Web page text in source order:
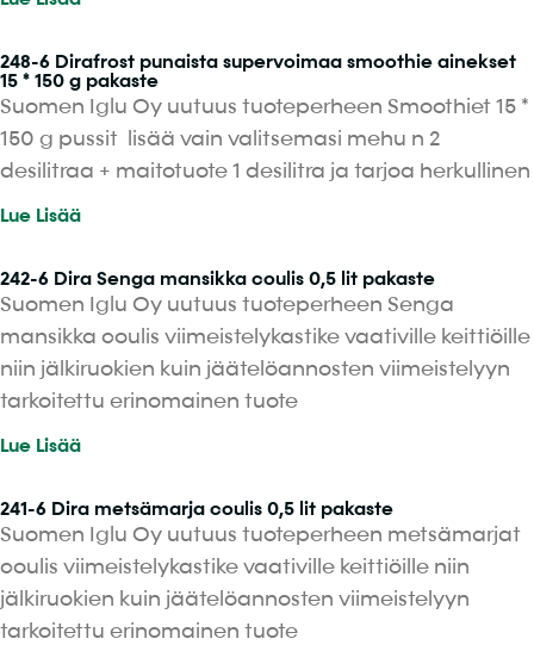
248-6 Dirafrost punaista supervoimaa smoothie ainekset
15 * 150 g pakaste
Suomen Iglu Oy uutuus tuoteperheen Smoothiet 15 *
150 g pussit lisää vain valitsemasi mehu n 2
desilitraa + maitotuote 1 desilitra ja tarjoa herkullinen
Lue Lisää
242-6 Dira Senga mansikka coulis 0,5 lit pakaste
Suomen Iglu Oy uutuus tuoteperheen Senga
mansikka coulis viimeistelykastike vaativille keittiöille
niin jälkiruokien kuin jäätelöannosten viimeistelyyn
tarkoitettu erinomainen tuote
Lue Lisää
241-6 Dira metsämarja coulis 0,5 lit pakaste
Suomen Iglu Oy uutuus tuoteperheen metsämarjat
coulis viimeistelykastike vaativille keittiöille niin
jälkiruokien kuin jäätelöannosten viimeistelyyn
tarkoitettu erinomainen tuote